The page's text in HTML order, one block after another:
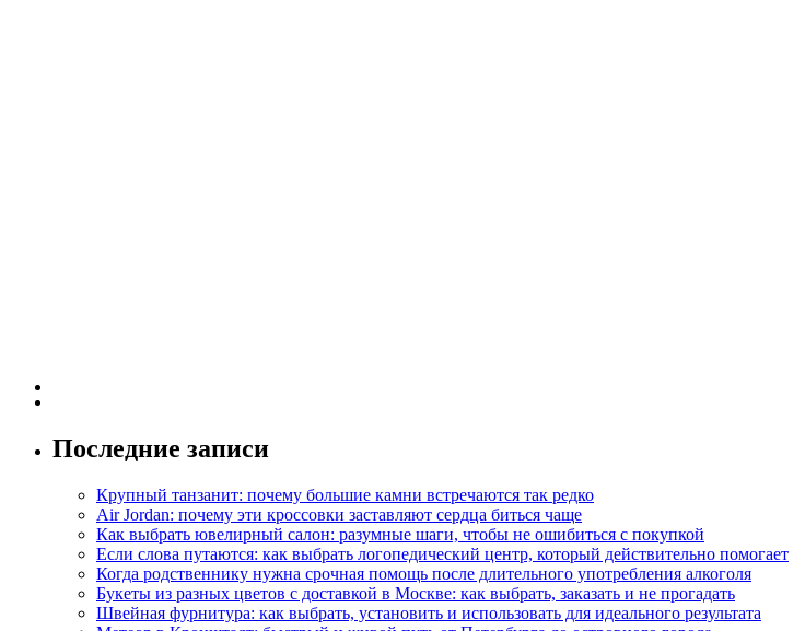
Последние записи
Крупный танзанит: почему большие камни встречаются так редко
Air Jordan: почему эти кроссовки заставляют сердца биться чаще
Как выбрать ювелирный салон: разумные шаги, чтобы не ошибиться с покупкой
Если слова путаются: как выбрать логопедический центр, который действительно помогает
Когда родственнику нужна срочная помощь после длительного употребления алкоголя
Букеты из разных цветов с доставкой в Москве: как выбрать, заказать и не прогадать
Швейная фурнитура: как выбрать, установить и использовать для идеального результата